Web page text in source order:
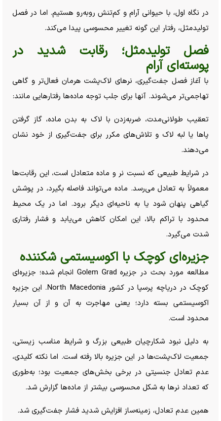
در نگاه اول، با حیوانی آرام و کم‌تنش روبه‌رو هستیم. اما در فصل
تولیدمثل، رفتار این گونه تغییر محسوسی پیدا می‌کند.
فصل تولیدمثل؛ رقابت شدید در
پوسته‌ای آرام
با آغاز فصل جفت‌گیری، نر‌های لاک‌پشت هرمان فعال‌تر و گاهی
تهاجمی‌تر می‌شوند. آنها برای جلب توجه ماده‌ها رفتار‌هایی مانند:
تعقیب طولانی‌مدت، ضربه‌زدن با لاک به بدن ماده، گاز گرفتن
پا‌ها یا لبه لاک و تلاش‌های مکرر برای جفت‌گیری از خود نشان
می‌دهند.
در شرایط طبیعی که نسبت نر و ماده متعادل است، این رقابت‌ها
معمولاً به تعادل می‌رسد. ماده می‌تواند فاصله بگیرد، در پوشش
گیاهی پنهان شود یا به ناحیه‌ای دیگر برود. اما در یک محیط
محدود با تراکم بالا، این امکان کاهش می‌یابد و فشار رفتاری
شدت می‌گیرد.
جزیره‌ای کوچک با اکوسیستمی شکننده
مطالعه مورد بحث در جزیره Golem Grad انجام شده؛ جزیره‌ای
کوچک در دریاچه پرسپا در کشور North Macedonia. این جزیره
اکوسیستمی بسته دارد؛ یعنی مهاجرت به آن و از آن بسیار
محدود است.
به دلیل نبود شکارچیان طبیعی بزرگ و شرایط مناسب زیستی،
جمعیت لاک‌پشت‌ها در این جزیره بالا رفته است. اما نکته کلیدی،
عدم تعادل جنسیتی در برخی بخش‌های جمعیت بود؛ به‌طوری
که تعداد نر‌ها به شکل محسوسی بیشتر از ماده‌ها گزارش شد.
همین عدم تعادل، زمینه‌ساز افزایش شدید فشار جفت‌گیری شد.